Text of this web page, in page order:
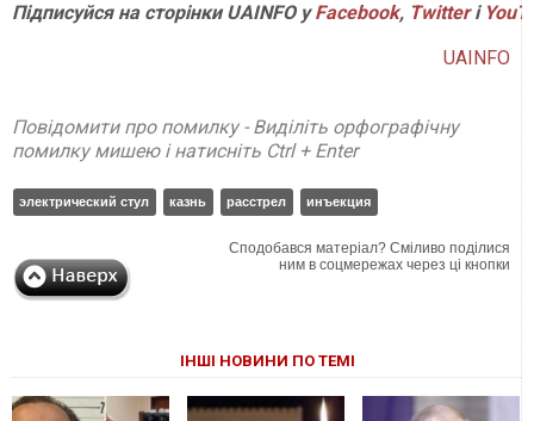
Підписуйся на сторінки UAINFO уFacebook, Twitterі
UAINFO
Повідомити про помилку - Виділіть орфографічну
помилку мишею і натисніть Ctrl + Enter
электрический стул казнь расстрел инъекция
Сподобався матеріал? Сміливо поділися
ним в соцмережах через ці кнопки
ІНШІ НОВИНИ ПО ТЕМІ